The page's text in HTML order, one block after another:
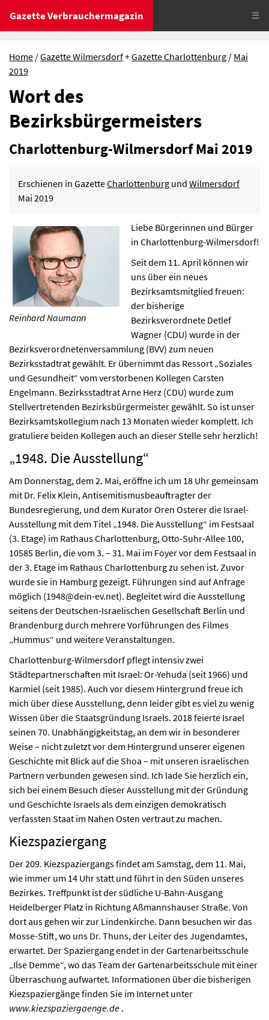
Gazette Verbrauchermagazin ☰
Home Gazette Wilmersdorf+Gazette Charlottenburg
Mai
2019
Wort des
Bezirksbürgermeisters
Charlottenburg-Wilmersdorf Mai 2019
Erschienen in GazetteCharlottenburg und Wilmersdorf
Mai 2019
Reinhard Naumann
Liebe Bürgerinnen und Bürger
in Charlottenburg-Wilmersdorf!
Seit dem 11. April können wir
uns über ein neues
Bezirksamtsmitglied freuen:
der bisherige
Bezirksverordnete Detlef
Wagner (CDU) wurde in der
Bezirksverordnetenversammlung (BVV) zum neuen
Bezirksstadtrat gewählt. Er übernimmt das Ressort „Soziales
und Gesundheit“ vom verstorbenen Kollegen Carsten
Engelmann. Bezirksstadtrat Arne Herz (CDU) wurde zum
Stellvertretenden Bezirksbürgermeister gewählt. So ist unser
Bezirksamtskollegium nach 13 Monaten wieder komplett. Ich
gratuliere beiden Kollegen auch an dieser Stelle sehr herzlich!
„1948. Die Ausstellung“
Am Donnerstag, dem 2. Mai, eröffne ich um 18 Uhr gemeinsam
mit Dr. Felix Klein, Antisemitismusbeauftragter der
Bundesregierung, und dem Kurator Oren Osterer die Israel-
Ausstellung mit dem Titel „1948. Die Ausstellung“ im Festsaal
(3. Etage) im Rathaus Charlottenburg, Otto-Suhr-Allee 100,
10585 Berlin, die vom 3. – 31. Mai im Foyer vor dem Festsaal in
der 3. Etage im Rathaus Charlottenburg zu sehen ist. Zuvor
wurde sie in Hamburg gezeigt. Führungen sind auf Anfrage
möglich (1948@dein-ev.net). Begleitet wird die Ausstellung
seitens der Deutschen-Israelischen Gesellschaft Berlin und
Brandenburg durch mehrere Vorführungen des Filmes
„Hummus“ und weitere Veranstaltungen.
Charlottenburg-Wilmersdorf pflegt intensiv zwei
Städtepartnerschaften mit Israel: Or-Yehuda (seit 1966) und
Karmiel (seit 1985). Auch vor diesem Hintergrund freue ich
mich über diese Ausstellung, denn leider gibt es viel zu wenig
Wissen über die Staatsgründung Israels. 2018 feierte Israel
seinen 70. Unabhängigkeitstag, an dem wir in besonderer
Weise – nicht zuletzt vor dem Hintergrund unserer eigenen
Geschichte mit Blick auf die Shoa – mit unseren israelischen
Partnern verbunden gewesen sind. Ich lade Sie herzlich ein,
sich bei einem Besuch dieser Ausstellung mit der Gründung
und Geschichte Israels als dem einzigen demokratisch
verfassten Staat im Nahen Osten vertraut zu machen.
Kiezspaziergang
Der 209. Kiezspaziergangs findet am Samstag, dem 11. Mai,
wie immer um 14 Uhr statt und führt in den Süden unseres
Bezirkes. Treffpunkt ist der südliche U-Bahn-Ausgang
Heidelberger Platz in Richtung Aßmannshauser Straße. Von
dort aus gehen wir zur Lindenkirche. Dann besuchen wir das
Mosse-Stift, wo uns Dr. Thuns, der Leiter des Jugendamtes,
erwartet. Der Spaziergang endet in der Gartenarbeitsschule
„Ilse Demme“, wo das Team der Gartenarbeitsschule mit einer
Überraschung aufwartet. Informationen über die bisherigen
Kiezspaziergänge finden Sie im Internet unter
www.kiezspaziergaenge.de .